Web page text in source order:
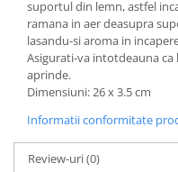
suportul din lemn, astfel
ramana in aer deasupra
lasandu-si aroma in
Asigurati-va intotdeauna
aprinde.
Dimensiuni: 26 x 3.5 cm
Informatii conformitate
Review-uri(0)